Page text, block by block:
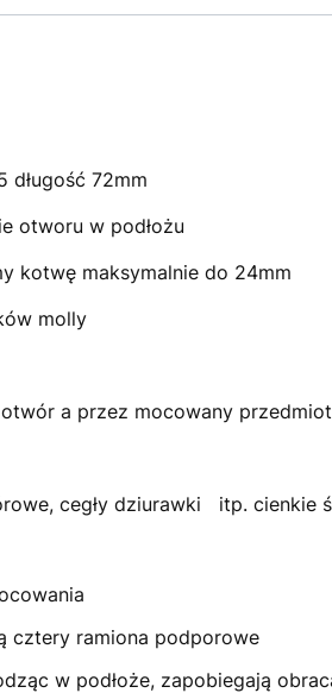
długość 72mm
otworu w podłożu
kotwę maksymalnie do 24mm
10 sztuk
a przez mocowany
cegły dziurawki itp. cienkie
zapewniają cztery
w podłoże, zapobiegają